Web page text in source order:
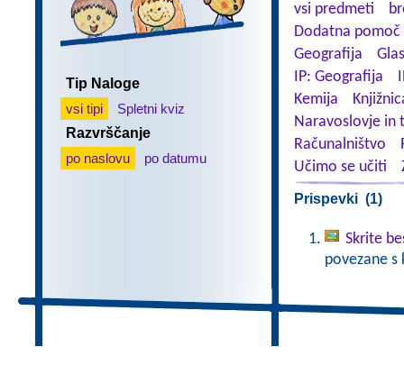
Tip Naloge
vsi tipi
Spletni kviz
Razvrščanje
po naslovu
po datumu
vsi predmeti
Dodatna
Geografija
IP: Geografija
Kemija
Naravoslovje in
Računalništvo
Učimo se učiti
Prispevki (1)
Skrite
povezane s